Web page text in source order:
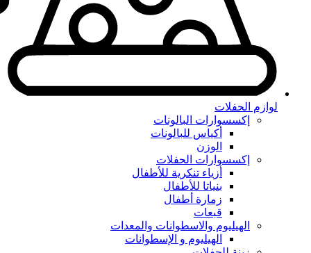
لوازم الحفلات
إكسسوارات البالونات
أكياس للبالونات
الوزن
إكسسوارات الحفلات
أزياء تنكرية للأطفال
بنياتا للأطفال
زمارة أطفال
قبعات
الهيليوم والاسطوانات والمعدات
الهيليوم و الإسطوانات